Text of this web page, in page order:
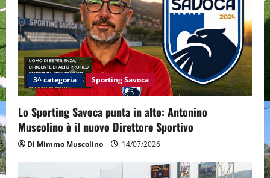
g
a
t
i
o
n
3^ categoria Sporting Savoca
Lo Sporting Savoca punta in alto: Antonino
Muscolino è il nuovo Direttore Sportivo
Di Mimmo Muscolino 14/07/2026